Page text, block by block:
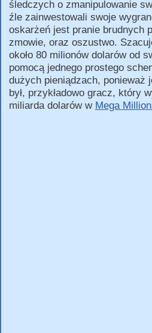
śledczych o zmanipulowanie
źle zainwestowali swoje
oskarżeń jest pranie brudnych
zmowie, oraz oszustwo.
około 80 milionów dolarów od
pomocą jednego prostego
dużych pieniądzach, ponieważ
był, przykładowo gracz, który
miliarda dolarów w Mega